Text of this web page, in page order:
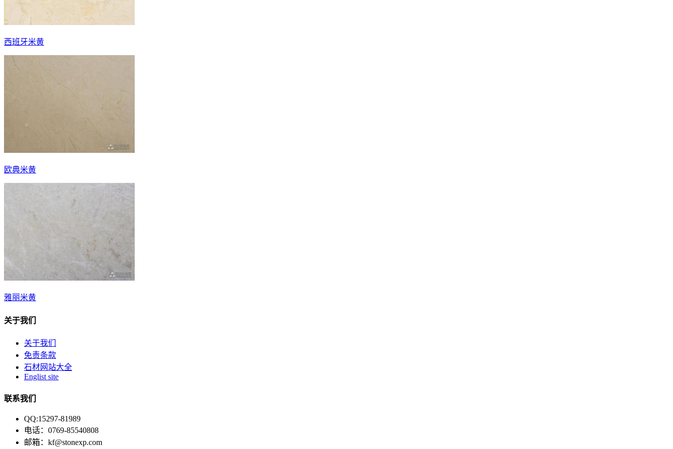
西班牙米黄
欧典米黄
雅丽米黄
关于我们
关于我们
免责条款
石材网站大全
Englist site
联系我们
QQ:15297-81989
电话：0769-85540808
邮箱：kf@stonexp.com